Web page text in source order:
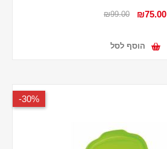
₪75.00
₪99.00
הוסף לסל
30%-